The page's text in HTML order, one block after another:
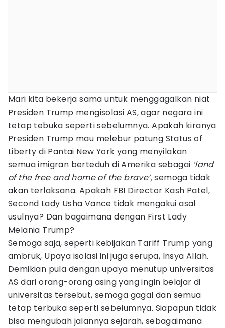
Mari kita bekerja sama untuk menggagalkan niat
Presiden Trump mengisolasi AS, agar negara ini
tetap tebuka seperti sebelumnya. Apakah kiranya
Presiden Trump mau melebur patung Status of
Liberty di Pantai New York yang menyilakan
semua imigran berteduh di Amerika sebagai ‘land
of the free and home of the brave’,semoga tidak
akan terlaksana. Apakah FBI Director Kash Patel,
Second Lady Usha Vance tidak mengakui asal
usulnya? Dan bagaimana dengan First Lady
Melania Trump?
Semoga saja, seperti kebijakan Tariff Trump yang
ambruk, Upaya isolasi ini juga serupa, Insya Allah.
Demikian pula dengan upaya menutup universitas
AS dari orang-orang asing yang ingin belajar di
universitas tersebut, semoga gagal dan semua
tetap terbuka seperti sebelumnya. Siapapun tidak
bisa mengubah jalannya sejarah, sebagaimana